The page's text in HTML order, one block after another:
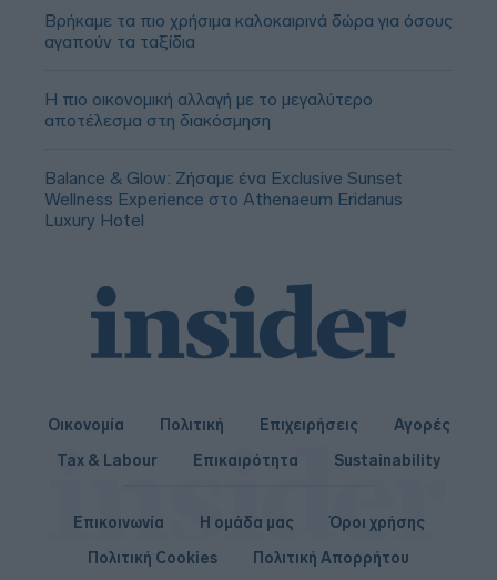
Βρήκαμε τα πιο χρήσιμα καλοκαιρινά δώρα για όσους
αγαπούν τα ταξίδια
Η πιο οικονομική αλλαγή με το μεγαλύτερο
αποτέλεσμα στη διακόσμηση
Balance & Glow: Ζήσαμε ένα Exclusive Sunset
Wellness Experience στο Athenaeum Eridanus
Luxury Hotel
Οικονομία Πολιτική Επιχειρήσεις
Αγορές
Tax & Labour
Επικαιρότητα Sustainability
Επικοινωνία Η ομάδα μας
Όροι χρήσης
Πολιτική Cookies
Πολιτική Απορρήτου